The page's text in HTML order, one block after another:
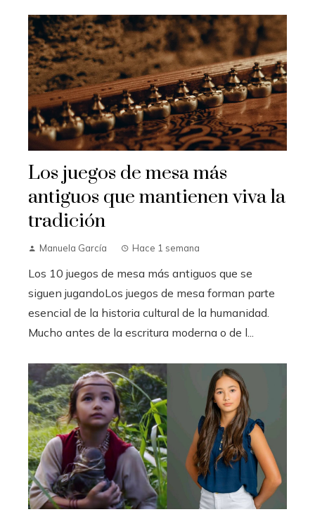
Los juegos de mesa más
antiguos que mantienen viva la
tradición
Manuela García Hace 1 semana
Los 10 juegos de mesa más antiguos que se
siguen jugandoLos juegos de mesa forman parte
esencial de la historia cultural de la humanidad.
Mucho antes de la escritura moderna o de l...